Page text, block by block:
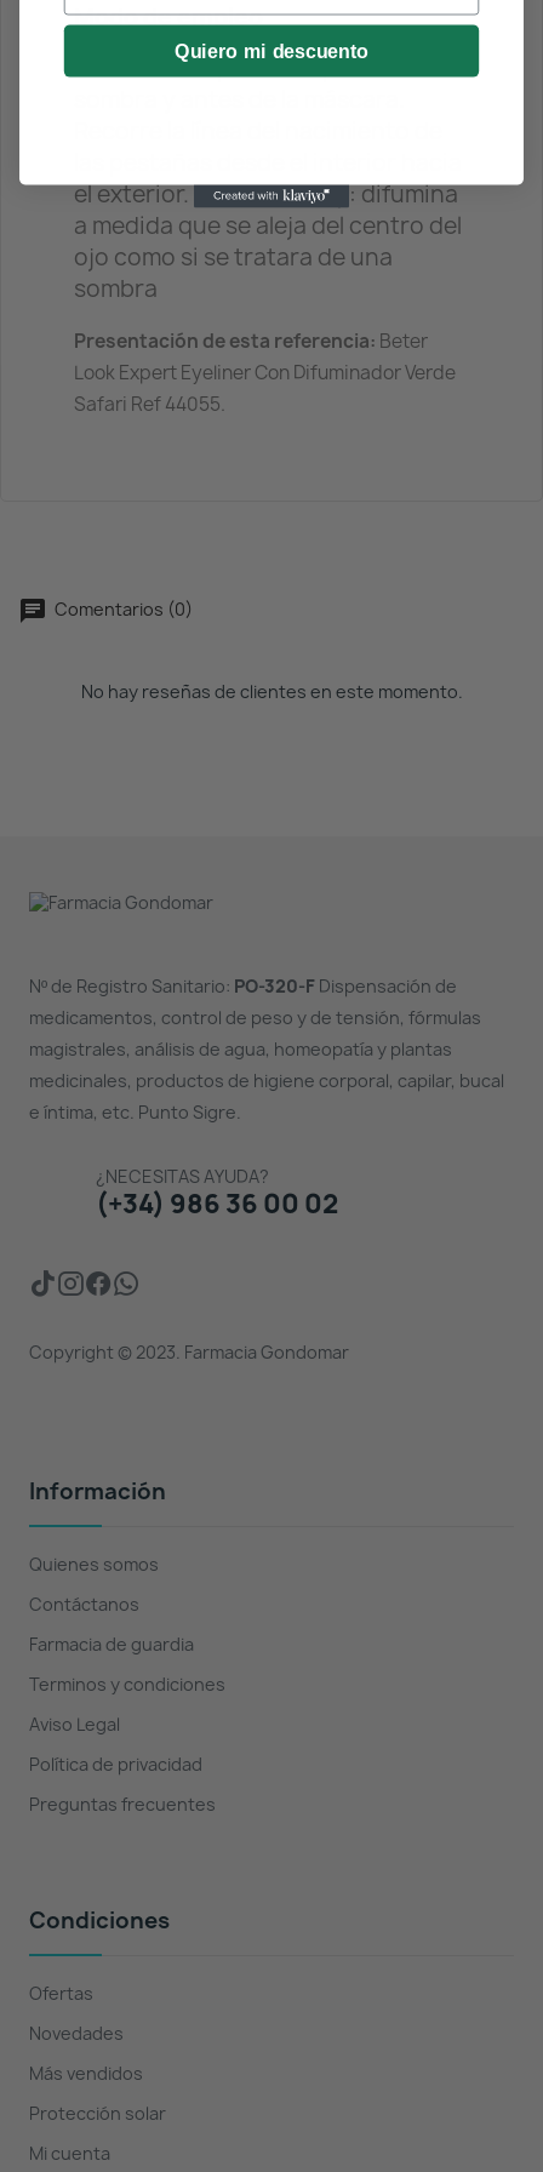
Modo de empleo
Delinear: después de aplicar la
el exterior. Trazo Smokey: difumina
a medida que se aleja del centro del
ojo como si se tratara de una
sombra
Presentación de esta referencia: Beter
Look Expert Eyeliner Con Difuminador Verde
Safari Ref 44055.
Comentarios (0)
No hay reseñas de clientes en este momento.
Nº de Registro Sanitario: PO-320-FDispensación de
medicamentos, control de peso y de tensión, fórmulas
magistrales, análisis de agua, homeopatía y plantas
medicinales, productos de higiene corporal, capilar, bucal
e íntima, etc. Punto Sigre.
¿NECESITAS AYUDA?
(+34) 986 36 00 02
Copyright © 2023. Farmacia Gondomar
Información
Quienes somos
Contáctanos
Farmacia de guardia
Terminos y condiciones
Aviso Legal
Política de privacidad
Preguntas frecuentes
Condiciones
Ofertas
Novedades
Más vendidos
Protección solar
Mi cuenta
Quiero mi descuento